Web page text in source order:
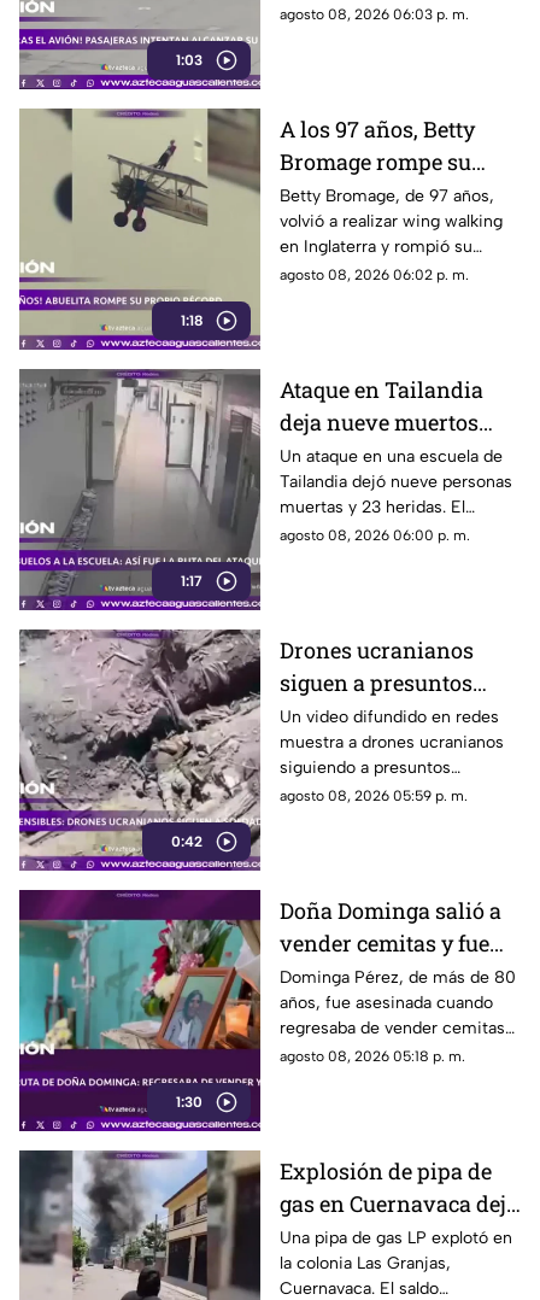
1:03
Moscú tras llegar tarde a su
agosto 08, 2026 06:03 p. m.
1:18
A los 97 años, Betty
Bromage rompe su
propio récord Guinness
en las alturas
Betty Bromage, de 97 años,
volvió a realizar wing walking
en Inglaterra y rompió su
propio récord Guinness tras
agosto 08, 2026 06:02 p. m.
1:17
Ataque en Tailandia
deja nueve muertos
tras agresión en una
escuela
Un ataque en una escuela de
Tailandia dejó nueve personas
muertas y 23 heridas. El
presunto agresor, de 14 años,
agosto 08, 2026 06:00 p. m.
0:42
Drones ucranianos
siguen a presuntos
soldados rusos durante
varias horas
Un video difundido en redes
muestra a drones ucranianos
siguiendo a presuntos
soldados rusos antes de un
agosto 08, 2026 05:59 p. m.
1:30
Doña Dominga salió a
vender cemitas y fue
asesinada al regresar a
casa; así fue la agresión
(VIDEO)
Dominga Pérez, de más de 80
años, fue asesinada cuando
regresaba de vender cemitas
en Chachapa. La Fiscalía de
agosto 08, 2026 05:18 p. m.
Explosión de pipa de
gas en Cuernavaca deja
21 personas lesionadas
Una pipa de gas LP explotó en
la colonia Las Granjas,
Cuernavaca. El saldo